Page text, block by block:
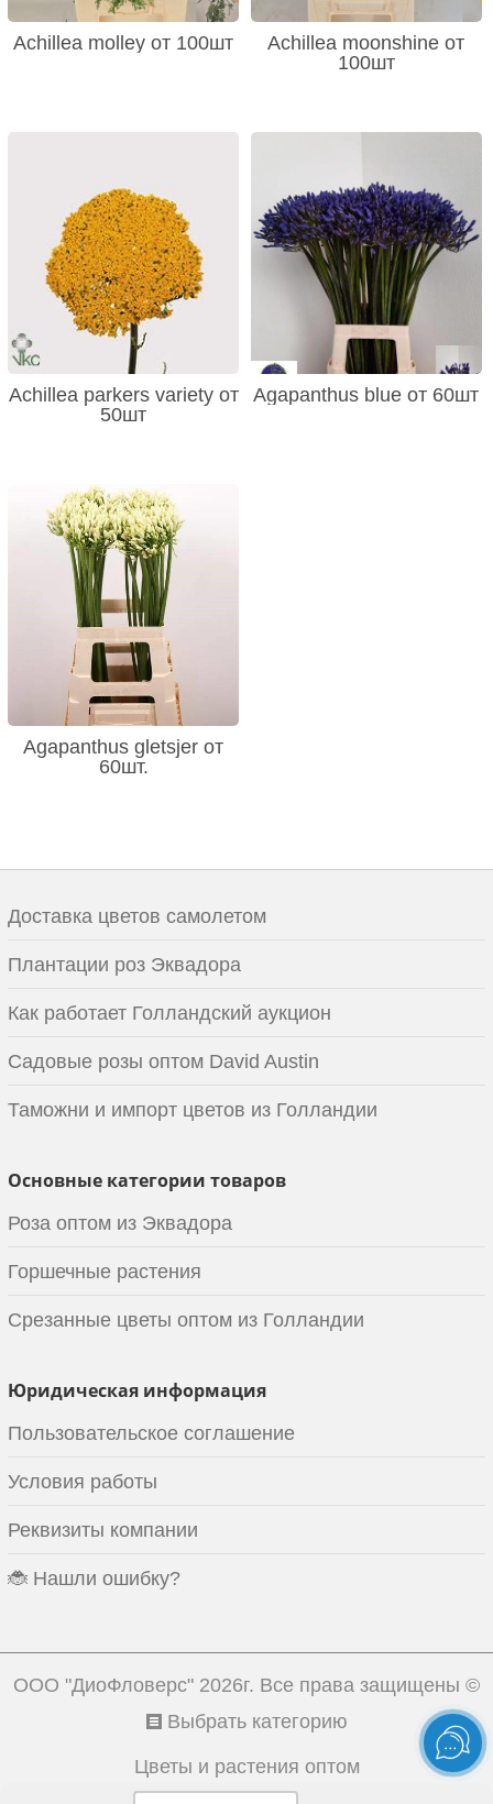
Achillea molley от 100шт
Achillea moonshine от
100шт
Achillea parkers variety от
50шт
Agapanthus blue от 60шт
Agapanthus gletsjer от
60шт.
Доставка цветов самолетом
Плантации роз Эквадора
Как работает Голландский аукцион
Садовые розы оптом David Austin
Таможни и импорт цветов из Голландии
Основные категории товаров
Роза оптом из Эквадора
Горшечные растения
Срезанные цветы оптом из Голландии
Юридическая информация
Пользовательское соглашение
Условия работы
Реквизиты компании
🐞 Нашли ошибку?
ООО "ДиоФловерс" 2026г. Все права защищены ©
Выбрать категорию
Цветы и растения оптом